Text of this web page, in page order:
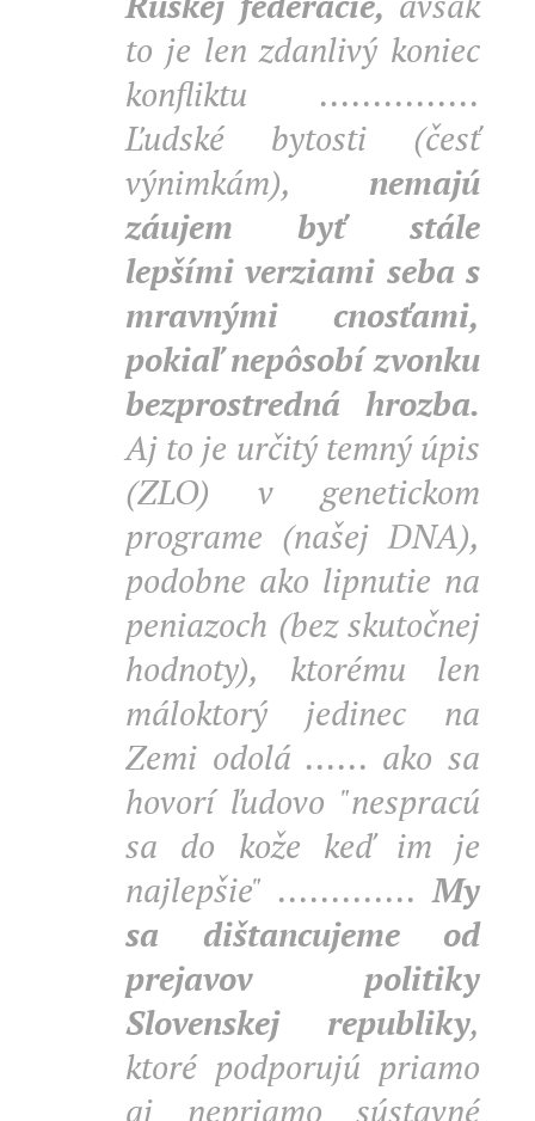
to je len zdanlivý koniec
konfliktu ...............
Ľudské bytosti (česť
výnimkám), nemajú
záujem byť stále
lepšími verziami seba s
mravnými cnosťami,
pokiaľ nepôsobí zvonku
bezprostredná hrozba.
Aj to je určitý temný úpis
(ZLO) v genetickom
programe (našej DNA),
podobne ako lipnutie na
peniazoch (bez skutočnej
hodnoty), ktorému len
máloktorý jedinec na
Zemi odolá ...... ako sa
hovorí ľudovo "nespracú
sa do kože keď im je
najlepšie" .............My
sa dištancujeme od
prejavov politiky
Slovenskej republiky,
ktoré podporujú priamo
aj nepriamo sústavné